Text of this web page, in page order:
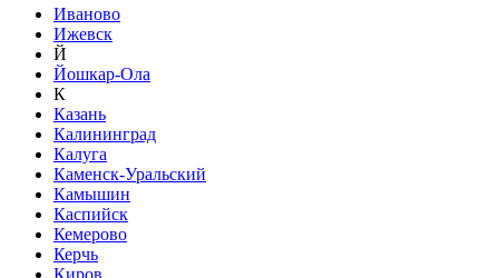
Иваново
Ижевск
Й
Йошкар-Ола
К
Казань
Калининград
Калуга
Каменск-Уральский
Камышин
Каспийск
Кемерово
Керчь
Киров